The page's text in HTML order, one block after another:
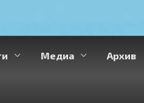
Медиа Архив